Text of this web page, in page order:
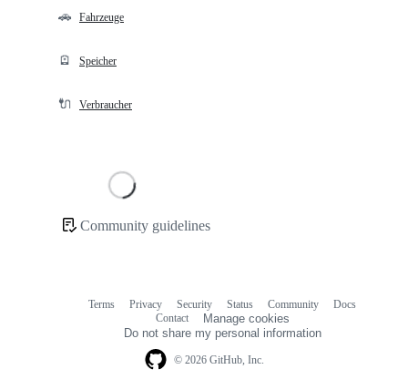
🚗 Fahrzeuge
🪫 Speicher
🔌 Verbraucher
Community guidelines
© 2026 GitHub, Inc.
Terms Privacy Security Status Community
Docs
Contact
Manage cookies
Do not share my personal information